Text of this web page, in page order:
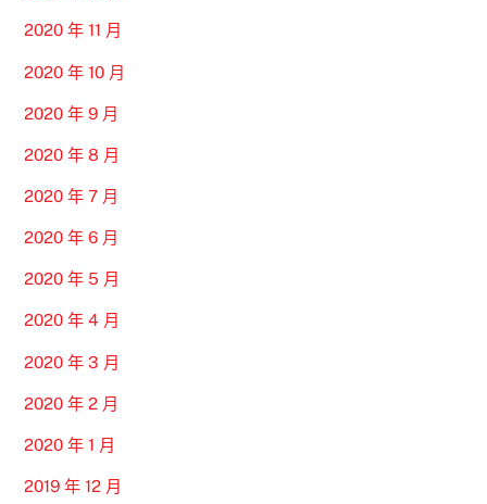
2020 年 11 月
2020 年 10 月
2020 年 9 月
2020 年 8 月
2020 年 7 月
2020 年 6 月
2020 年 5 月
2020 年 4 月
2020 年 3 月
2020 年 2 月
2020 年 1 月
2019 年 12 月